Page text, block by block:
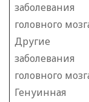
заболевания
головного
Другие
заболевания
головного
Генуинная